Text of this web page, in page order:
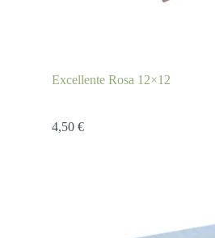
Excellente Rosa 12×12
4,50 €